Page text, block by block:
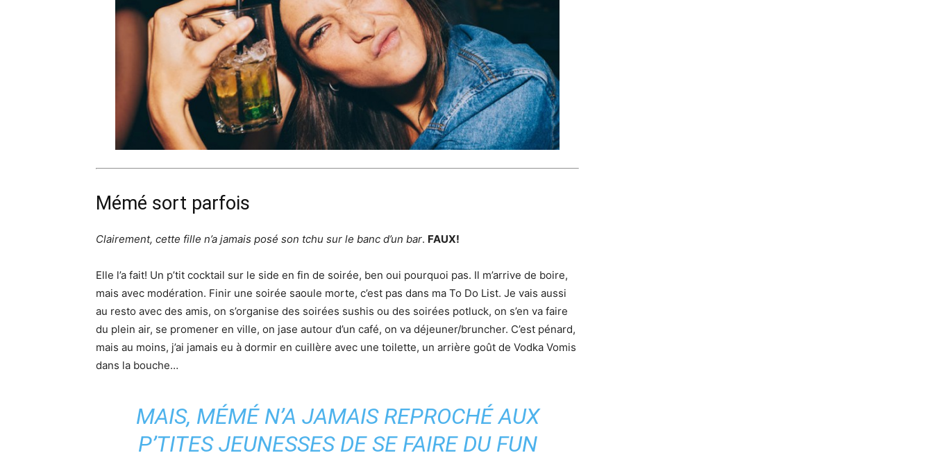
Mémé sort parfois
Clairement, cette fille n’a jamais posé son tchu sur le banc d’un bar. FAUX!
Elle l’a fait! Un p’tit cocktail sur le side en fin de soirée, ben oui pourquoi pas. Il m’arrive de boire,
mais avec modération. Finir une soirée saoule morte, c’est pas dans ma To Do List. Je vais aussi
au resto avec des amis, on s’organise des soirées sushis ou des soirées potluck, on s’en va faire
du plein air, se promener en ville, on jase autour d’un café, on va déjeuner/bruncher. C’est pénard,
mais au moins, j’ai jamais eu à dormir en cuillère avec une toilette, un arrière goût de Vodka Vomis
dans la bouche…
MAIS, MÉMÉ N’A JAMAIS REPROCHÉ AUX
P’TITES JEUNESSES DE SE FAIRE DU FUN